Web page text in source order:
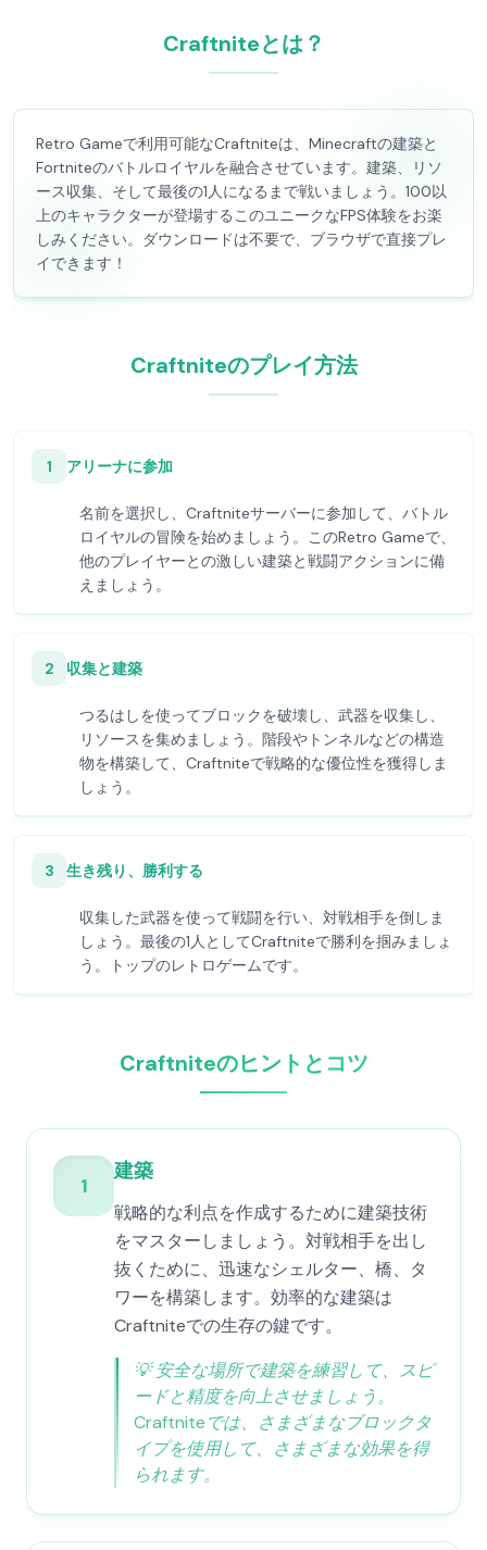
Craftniteとは？
Retro Gameで利用可能なCraftniteは、Minecraftの建築と
Fortniteのバトルロイヤルを融合させています。建築、リソ
ース収集、そして最後の1人になるまで戦いましょう。100以
上のキャラクターが登場するこのユニークなFPS体験をお楽
しみください。ダウンロードは不要で、ブラウザで直接プレ
イできます！
Craftniteのプレイ方法
1 アリーナに参加
名前を選択し、Craftniteサーバーに参加して、バトル
ロイヤルの冒険を始めましょう。このRetro Gameで、
他のプレイヤーとの激しい建築と戦闘アクションに備
えましょう。
2 収集と建築
つるはしを使ってブロックを破壊し、武器を収集し、
リソースを集めましょう。階段やトンネルなどの構造
物を構築して、Craftniteで戦略的な優位性を獲得しま
しょう。
3 生き残り、勝利する
収集した武器を使って戦闘を行い、対戦相手を倒しま
しょう。最後の1人としてCraftniteで勝利を掴みましょ
う。トップのレトロゲームです。
Craftniteのヒントとコツ
1
建築
戦略的な利点を作成するために建築技術
をマスターしましょう。対戦相手を出し
抜くために、迅速なシェルター、橋、タ
ワーを構築します。効率的な建築は
Craftniteでの生存の鍵です。
💡安全な場所で建築を練習して、スピ
ードと精度を向上させましょう。
Craftniteでは、さまざまなブロックタ
イプを使用して、さまざまな効果を得
られます。